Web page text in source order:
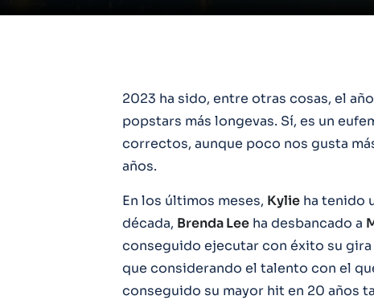
2023 ha sido, entre otras cosas, el
popstars más longevas. Sí, es un
correctos, aunque poco nos gusta
años.
En los últimos meses, Kylie ha tenido
década, Brenda Lee ha desbancado a
conseguido ejecutar con éxito su gira
que considerando el talento con el
conseguido su mayor hit en 20 años